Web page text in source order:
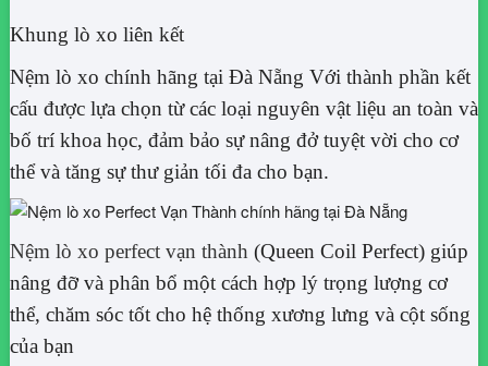
Khung lò xo liên kết
Nệm lò xo chính hãng tại Đà Nẵng Với thành phần kết
cấu được lựa chọn từ các loại nguyên vật liệu an toàn và
bố trí khoa học, đảm bảo sự nâng đở tuyệt vời cho cơ
thể và tăng sự thư giản tối đa cho bạn.
Nệm lò xo perfect vạn thành (Queen Coil Perfect) giúp
nâng đỡ và phân bổ một cách hợp lý trọng lượng cơ
thể, chăm sóc tốt cho hệ thống xương lưng và cột sống
của bạn